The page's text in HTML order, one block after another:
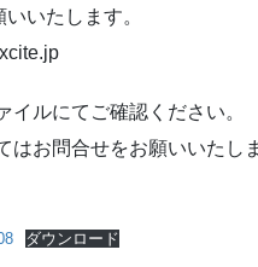
いたします。
イルにてご確認ください。
はお問合せをお願いいたし
ダウンロード